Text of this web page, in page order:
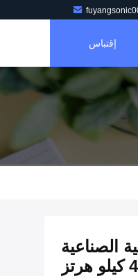
إقتباس
الصناعية